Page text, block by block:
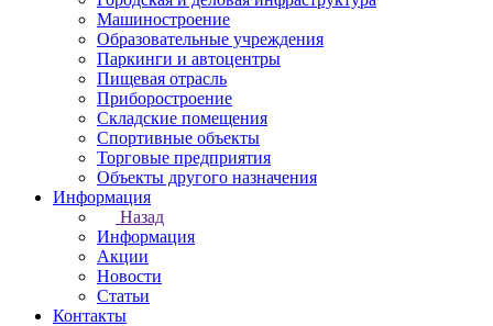
Машиностроение
Образовательные учреждения
Паркинги и автоцентры
Пищевая отрасль
Приборостроение
Складские помещения
Спортивные объекты
Торговые предприятия
Объекты другого назначения
Информация
Назад
Информация
Акции
Новости
Статьи
Контакты